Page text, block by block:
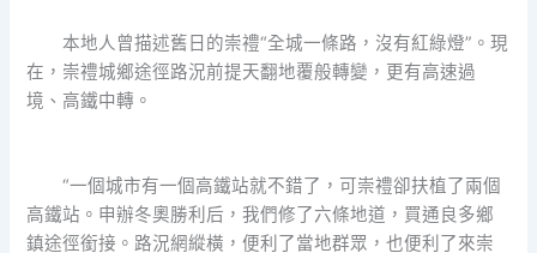
本地人曾描述舊日的崇禮“全城一條路，沒有紅綠燈”。現
在，崇禮城鄉途徑路況前提天翻地覆般轉變，更有高速過
境、高鐵中轉。
“一個城市有一個高鐵站就不錯了，可崇禮卻扶植了兩個
高鐵站。申辦冬奧勝利后，我們修了六條地道，買通良多鄉
鎮途徑銜接。路況網縱橫，便利了當地群眾，也便利了來崇